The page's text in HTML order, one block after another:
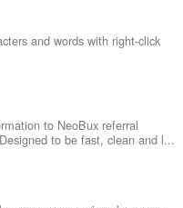
and words with right-click
to NeoBux referral
to be fast, clean and l...